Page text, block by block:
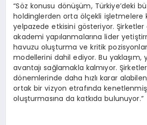
“Söz konusu dönüşüm, Türkiye’deki
holdinglerden orta ölçekli işletmelere
yelpazede etkisini gösteriyor. Şirketler
akademi yapılanmalarına lider
havuzu oluşturma ve kritik
modellerini dahil ediyor. Bu yaklaşım,
avantajı sağlamakla kalmıyor.
dönemlerinde daha hızlı karar
ortak bir vizyon etrafında
oluşturmasına da katkıda bulunuyor.”